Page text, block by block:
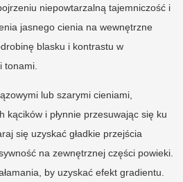
niepowtarzalną tajemniczość i
jasnego cienia na wewnętrzne
blasku i kontrastu w
tonami.
lub szarymi cieniami,
kącików i płynnie przesuwając się ku
się uzyskać gładkie przejścia
na zewnętrznej części powieki.
by uzyskać efekt gradientu.